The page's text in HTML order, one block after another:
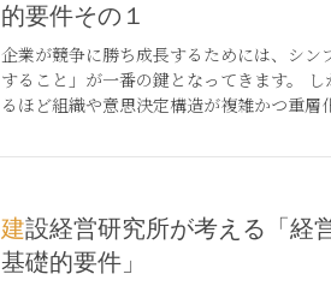
的要件その１
企業が競争に勝ち成長するためには、シ
すること」が一番の鍵となってきます。
るほど組織や意思決定構造が複雑かつ重
建設経営研究所が考える「経営活動の
基礎的要件」